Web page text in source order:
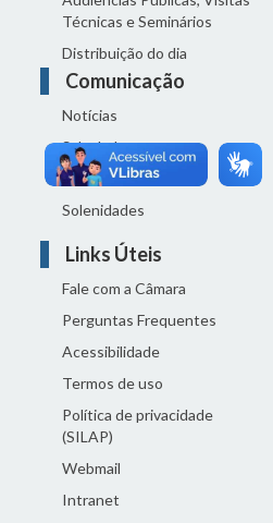
Técnicas e Seminários
Distribuição do dia
Comunicação
Notícias
Sala de Imprensa
Vídeos de Reuniões
Solenidades
Links Úteis
Fale com a Câmara
Perguntas Frequentes
Acessibilidade
Termos de uso
Política de privacidade
(SILAP)
Webmail
Intranet